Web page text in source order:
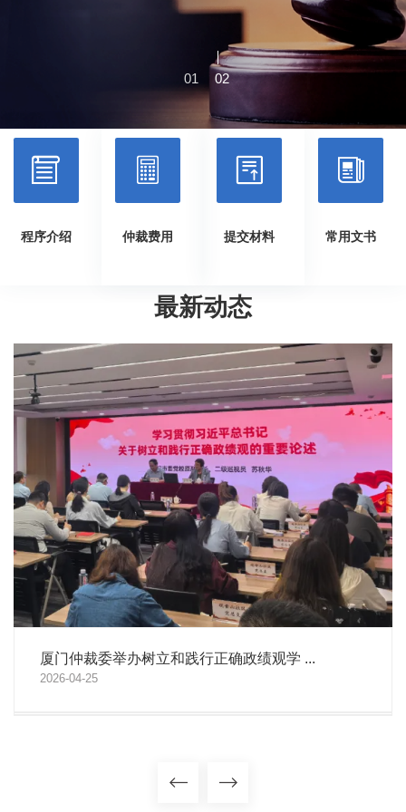
01 02

程序介绍

仲裁费用

提交材料

常用文书
最新动态
厦门仲裁委举办树立和践行正确政绩观学 ...
2026-04-25